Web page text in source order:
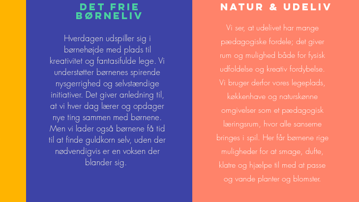
Det frie
børneliv
Hverdagen udspiller sig i
børnehøjde med plads til
kreativitet og fantasifulde lege. Vi
understøtter børnenes spirende
nysgerrighed og selvstændige
initiativer. Det giver anledning til,
at vi hver dag lærer og opdager
nye ting sammen med børnene.
Men vi lader også børnene få tid
til at finde guldkorn selv, uden der
nødvendigvis er en voksen der
blander sig.
Natur & udeliv
Vi ser, at udelivet har mange
pædagogiske fordele; det giver
rum og mulighed både for fysisk
udfoldelse og kreativ fordybelse.
Vi bruger derfor vores legeplads,
køkkenhave og naturskønne
omgivelser som et pædagogisk
læringsrum, hvor alle sanserne
bringes i spil. Her får børnene rige
muligheder for at smage, dufte,
klatre og hjælpe til med at passe
og vande planter og blomster.